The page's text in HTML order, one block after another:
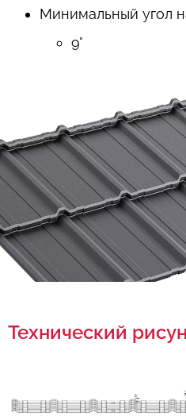
Минимальный угол
9°
Технический